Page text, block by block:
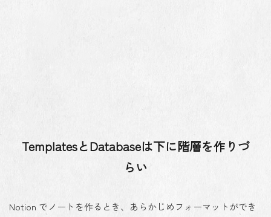
TemplatesとDatabaseは下に階層を作りづ
らい
Notion でノートを作るとき、あらかじめフォーマットができ